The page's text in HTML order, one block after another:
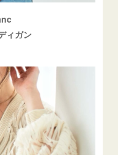
ィガン